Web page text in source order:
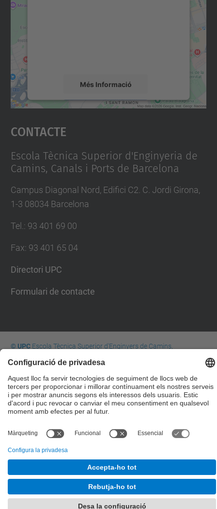
Més Informació
Accepta
powered by
Contacte
Escola Tècnica Superior d'Enginyeria de
Camins, Canals i Ports de Barcelona
Campus Diagonal Nord, Edifici C2. C. Jordi Girona,
1-3 08034 Barcelona
Tel.: 93 401 69 00
Fax: 93 401 65 04
Directori UPC
Formulari de contacte
© UPCEscola Tècnica Superior d'Enginyers de Camins,
Canals i Ports de Barcelona
Desenvolupat amb
Mapa del lloc
Accessibilitat